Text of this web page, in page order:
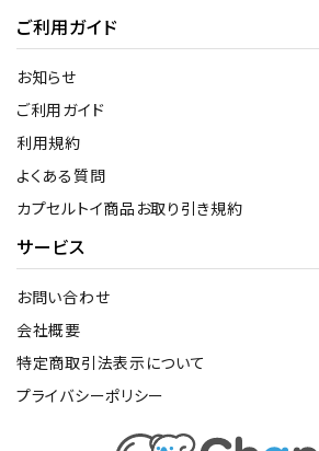
ご利用ガイド
お知らせ
ご利用ガイド
利用規約
よくある質問
カプセルトイ商品お取り引き規約
サービス
お問い合わせ
会社概要
特定商取引法表示について
プライバシーポリシー